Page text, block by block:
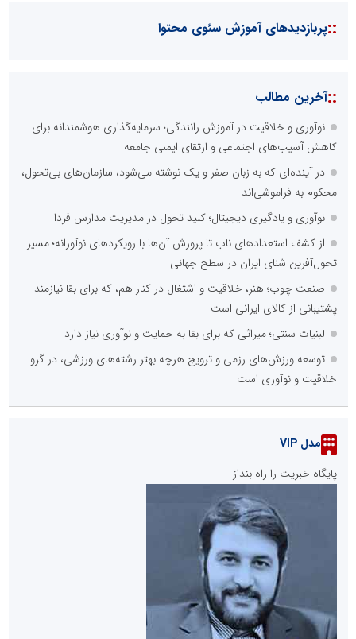
::پربازدیدهای آموزش سئوی محتوا
::آخرین مطالب
نوآوری و خلاقیت در آموزش رانندگی؛ سرمایه‌گذاری هوشمندانه برای
کاهش آسیب‌های اجتماعی و ارتقای ایمنی جامعه
در آینده‌ای که به زبان صفر و یک نوشته می‌شود، سازمان‌های بی‌تحول،
محکوم به فراموشی‌اند
نوآوری و یادگیری دیجیتال؛ کلید تحول در مدیریت مدارس فردا
از کشف استعدادهای ناب تا پرورش آن‌ها با رویکردهای نوآورانه؛ مسیر
تحول‌آفرین شنای ایران در سطح جهانی
صنعت چوب؛ هنر، خلاقیت و اشتغال در کنار هم، که برای بقا نیازمند
پشتیبانی از کالای ایرانی است
لبنیات سنتی؛ میراثی که برای بقا به حمایت و نوآوری نیاز دارد
توسعه ورزش‌های رزمی و ترویج هرچه بهتر رشته‌های ورزشی، در گرو
خلاقیت و نوآوری است
مدل VIP
پایگاه خبریت را راه بنداز